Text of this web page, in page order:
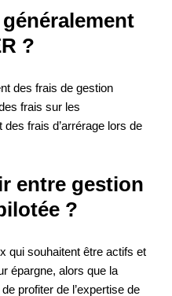
?
des frais de gestion
frais sur les
frais d’arrérage lors de
entre gestion
?
qui souhaitent être actifs et
épargne, alors que la
profiter de l’expertise de